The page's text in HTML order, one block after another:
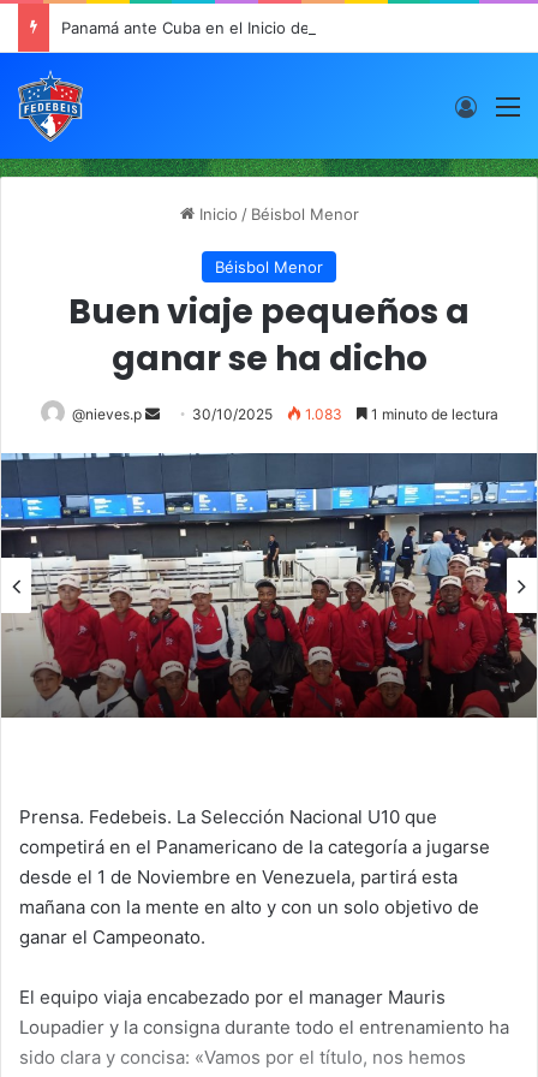
Panamá ante Cuba en el Inicio de la “Súper Ronda”
Inicio / Béisbol Menor
Béisbol Menor
Buen viaje pequeños a
ganar se ha dicho
@nieves.p
S
n
d
a
n
e
m
a
i
l
30/10/2025 1.083 1 minuto de lectura
Prensa. Fedebeis. La Selección Nacional U10 que
competirá en el Panamericano de la categoría a jugarse
desde el 1 de Noviembre en Venezuela, partirá esta
mañana con la mente en alto y con un solo objetivo de
ganar el Campeonato.
El equipo viaja encabezado por el manager Mauris
Loupadier y la consigna durante todo el entrenamiento ha
sido clara y concisa: «Vamos por el título, nos hemos